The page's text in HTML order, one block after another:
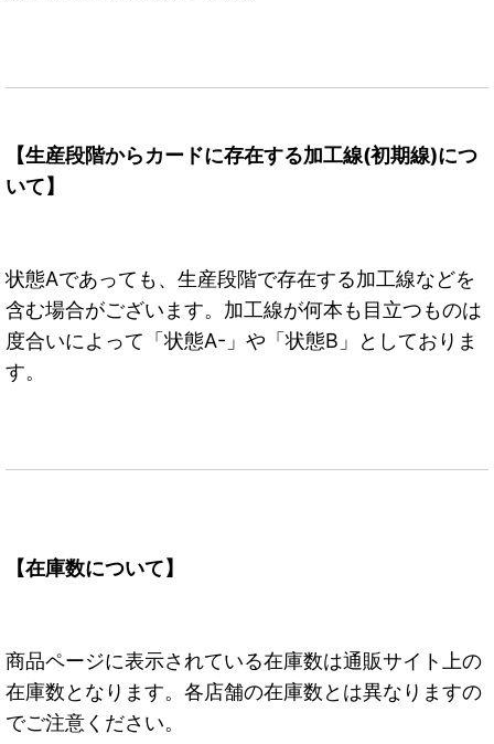
【生産段階からカードに存在する加工線(初期線)につ
いて】
状態Aであっても、生産段階で存在する加工線などを
含む場合がございます。加工線が何本も目立つものは
度合いによって「状態A-」や「状態B」としておりま
す。
【在庫数について】
商品ページに表示されている在庫数は通販サイト上の
在庫数となります。各店舗の在庫数とは異なりますの
でご注意ください。